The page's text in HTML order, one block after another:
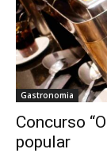
Gastronomia
Concurso
popular